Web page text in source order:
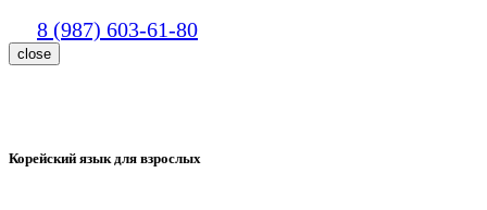
8 (987) 603-61-80
close
Корейский язык для взрослых